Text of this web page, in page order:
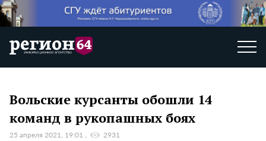
Вольские курсанты обошли 14
команд в рукопашных боях
25 апреля 2021, 19:01 2931